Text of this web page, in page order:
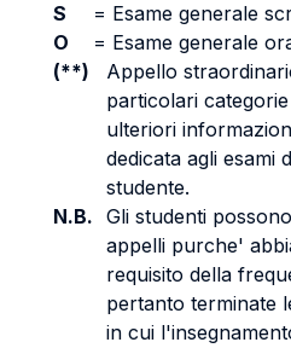
S
= Esame generale
O
= Esame generale
(**)
Appello
particolari
ulteriori
dedicata agli esami
studente.
N.B. Gli studenti
appelli purche'
requisito della
pertanto terminate
in cui